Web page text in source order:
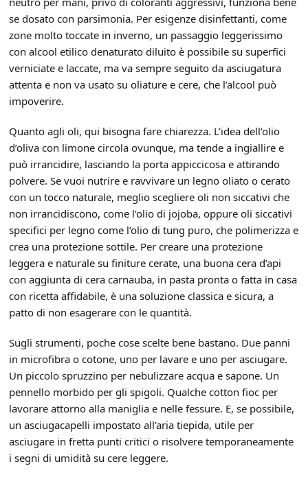
se dosato con parsimonia. Per esigenze disinfettanti, come
zone molto toccate in inverno, un passaggio leggerissimo
con alcool etilico denaturato diluito è possibile su superfici
verniciate e laccate, ma va sempre seguito da asciugatura
attenta e non va usato su oliature e cere, che l’alcool può
impoverire.
Quanto agli oli, qui bisogna fare chiarezza. L’idea dell’olio
d’oliva con limone circola ovunque, ma tende a ingiallire e
può irrancidire, lasciando la porta appiccicosa e attirando
polvere. Se vuoi nutrire e ravvivare un legno oliato o cerato
con un tocco naturale, meglio scegliere oli non siccativi che
non irrancidiscono, come l’olio di jojoba, oppure oli siccativi
specifici per legno come l’olio di tung puro, che polimerizza e
crea una protezione sottile. Per creare una protezione
leggera e naturale su finiture cerate, una buona cera d’api
con aggiunta di cera carnauba, in pasta pronta o fatta in casa
con ricetta affidabile, è una soluzione classica e sicura, a
patto di non esagerare con le quantità.
Sugli strumenti, poche cose scelte bene bastano. Due panni
in microfibra o cotone, uno per lavare e uno per asciugare.
Un piccolo spruzzino per nebulizzare acqua e sapone. Un
pennello morbido per gli spigoli. Qualche cotton fioc per
lavorare attorno alla maniglia e nelle fessure. E, se possibile,
un asciugacapelli impostato all’aria tiepida, utile per
asciugare in fretta punti critici o risolvere temporaneamente
i segni di umidità su cere leggere.